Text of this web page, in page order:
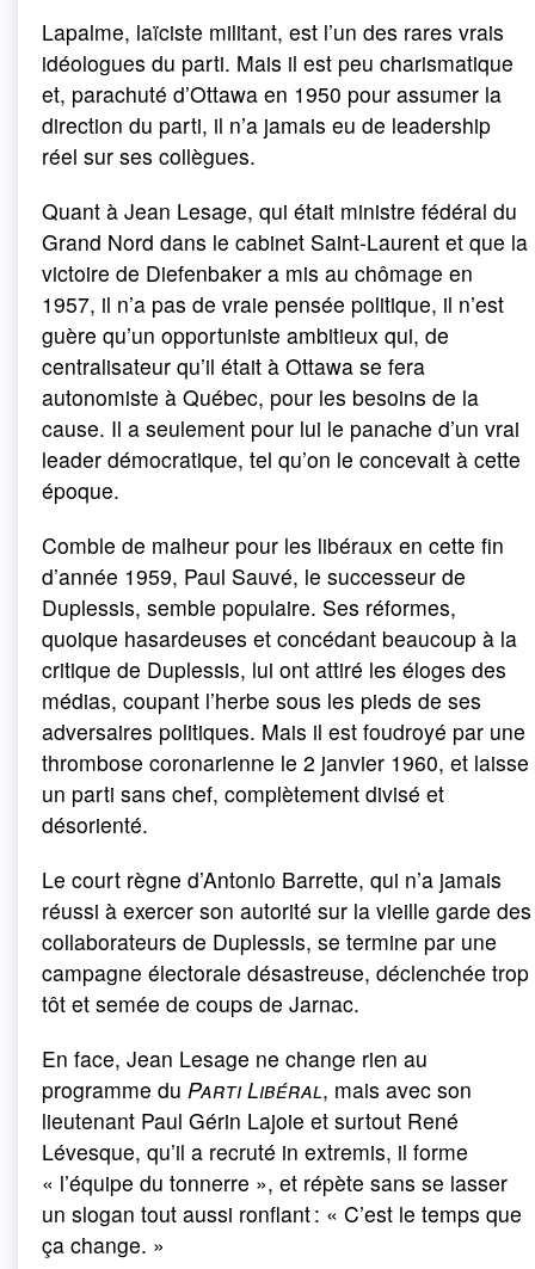
Lapalme, laïciste militant, est l’un des rares vrais
idéologues du parti. Mais il est peu charismatique
et, parachuté d’Ottawa en 1950 pour assumer la
direction du parti, il n’a jamais eu de leadership
réel sur ses collègues.
Quant à Jean Lesage, qui était ministre fédéral du
Grand Nord dans le cabinet Saint-Laurent et que la
victoire de Diefenbaker a mis au chômage en
1957, il n’a pas de vraie pensée politique, il n’est
guère qu’un opportuniste ambitieux qui, de
centralisateur qu’il était à Ottawa se fera
autonomiste à Québec, pour les besoins de la
cause. Il a seulement pour lui le panache d’un vrai
leader démocratique, tel qu’on le concevait à cette
époque.
Comble de malheur pour les libéraux en cette fin
d’année 1959, Paul Sauvé, le successeur de
Duplessis, semble populaire. Ses réformes,
quoique hasardeuses et concédant beaucoup à la
critique de Duplessis, lui ont attiré les éloges des
médias, coupant l’herbe sous les pieds de ses
adversaires politiques. Mais il est foudroyé par une
thrombose coronarienne le 2 janvier 1960, et laisse
un parti sans chef, complètement divisé et
désorienté.
Le court règne d’Antonio Barrette, qui n’a jamais
réussi à exercer son autorité sur la vieille garde des
collaborateurs de Duplessis, se termine par une
campagne électorale désastreuse, déclenchée trop
tôt et semée de coups de Jarnac.
En face, Jean Lesage ne change rien au
programme du Parti Libéral, mais avec son
lieutenant Paul Gérin Lajoie et surtout René
Lévesque, qu’il a recruté in extremis, il forme
« l’équipe du tonnerre », et répète sans se lasser
un slogan tout aussi ronflant : « C’est le temps que
ça change. »